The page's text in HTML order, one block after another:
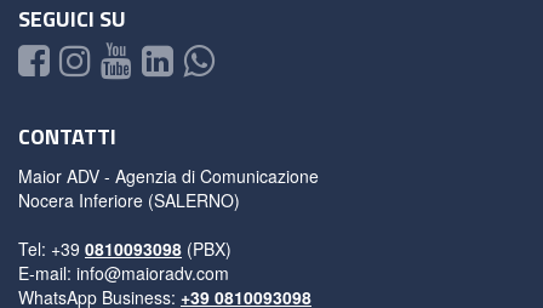
SEGUICI SU
CONTATTI
Maior ADV - Agenzia di Comunicazione
Nocera Inferiore (SALERNO)
Tel: +39 0810093098 (PBX)
E-mail: info@maioradv.com
WhatsApp Business: +39 0810093098